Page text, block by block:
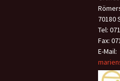
70180
Tel:
Fax:
E-Mail: